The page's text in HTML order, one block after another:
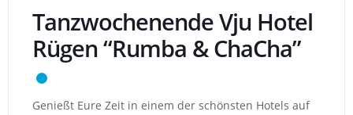
Tanzwochenende Vju Hotel
Rügen “Rumba & ChaCha”
Genießt Eure Zeit in einem der schönsten Hotels auf